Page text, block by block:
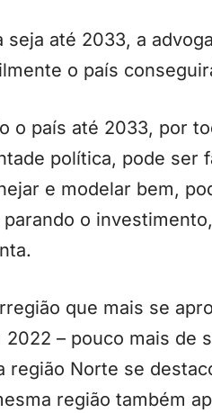
até 2033, a
o país
o país até 2033, por
política, pode ser
e modelar bem,
o
que mais se
– pouco mais de
Norte se
região também